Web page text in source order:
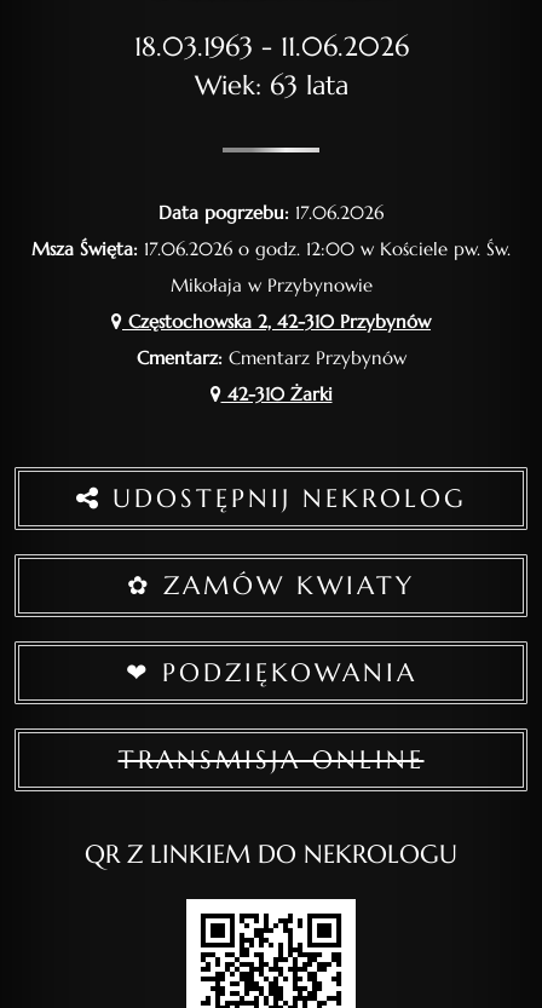
18.03.1963 - 11.06.2026
Wiek: 63 lata
Data pogrzebu: 17.06.2026
Msza Święta: 17.06.2026 o godz. 12:00 w Kościele pw. Św.
Mikołaja w Przybynowie
Częstochowska 2, 42-310 Przybynów
Cmentarz:Cmentarz Przybynów
42-310 Żarki
UDOSTĘPNIJ NEKROLOG
✿ ZAMÓW KWIATY
❤ PODZIĘKOWANIA
TRANSMISJA ONLINE
QR Z LINKIEM DO NEKROLOGU